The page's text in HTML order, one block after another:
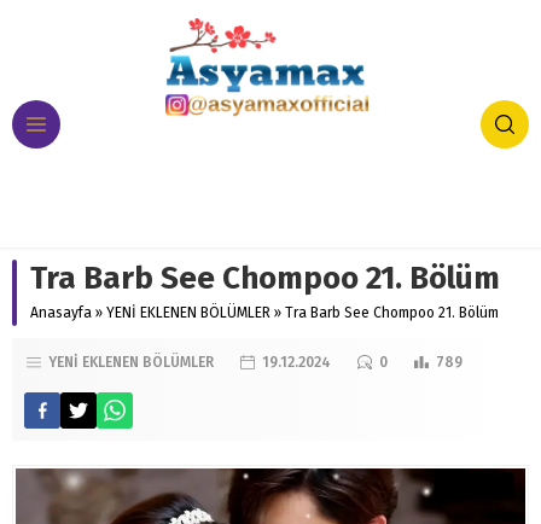
Tra Barb See Chompoo 21. Bölüm
Anasayfa » YENİ EKLENEN BÖLÜMLER » Tra Barb See Chompoo 21. Bölüm
YENİ EKLENEN BÖLÜMLER 19.12.2024 0 789